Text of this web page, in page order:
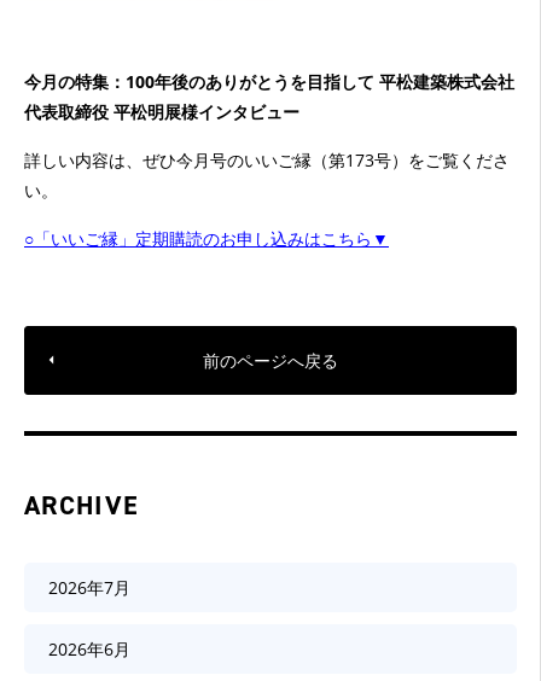
今月の特集：100年後のありがとうを目指して 平松建築株式会社
代表取締役 平松明展様インタビュー
詳しい内容は、ぜひ今月号のいいご縁（第173号）をご覧くださ
い。
○「いいご縁」定期購読のお申し込みはこちら▼
前のページへ戻る
ARCHIVE
2026年7月
2026年6月